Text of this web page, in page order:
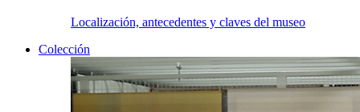
Localización, antecedentes y claves del museo
Colección